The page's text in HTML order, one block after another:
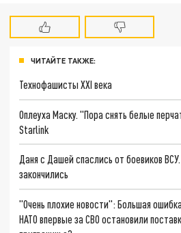
ЧИТАЙТЕ ТАКЖЕ:
Технофашисты XXI века
Оплеуха Маску. "Пора снять белые
Starlink
Даня с Дашей спаслись от боевиков
закончились
"Очень плохие новости": Большая
НАТО впервые за СВО остановили